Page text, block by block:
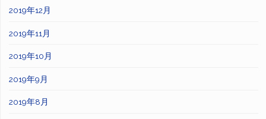
2019年12月
2019年11月
2019年10月
2019年9月
2019年8月